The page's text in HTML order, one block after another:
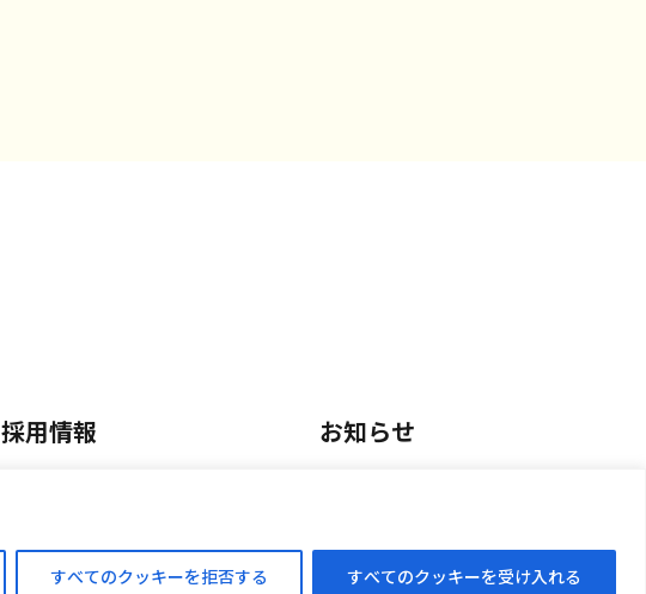
すべてのクッキーを拒否する すべてのクッキーを受け入れる
採用情報 お知らせ